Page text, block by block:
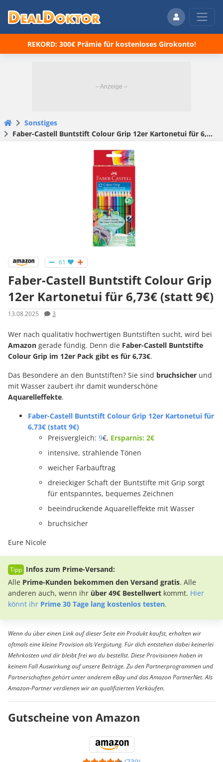
REKORD: 300€ Prämie für kostenloses Girokonto!
Sonstiges
Faber-Castell Buntstift Colour Grip 12er Kartonetui für 6,73€ (statt 9€)
61
Faber-Castell Buntstift Colour Grip
12er Kartonetui für 6,73€ (statt 9€)
13.08.2025 3
Wer nach qualitativ hochwertigen Buntstiften sucht, wird bei
Amazon gerade fündig. Denn die Faber-Castell Buntstifte
Colour Grip im 12er Pack gibt es für 6,73€.
Das Besondere an den Buntstiften? Sie sind bruchsicher und
mit Wasser zaubert ihr damit wunderschöne
Aquarelleffekte.
Faber-Castell Buntstift Colour Grip 12er Kartonetui für
6,73€ (statt 9€)
Preisvergleich: 9€, Ersparnis: 2€
intensive, strahlende Tönen
weicher Farbauftrag
dreieckiger Schaft der Buntstifte mit Grip sorgt
für entspanntes, bequemes Zeichnen
beeindruckende Aquarelleffekte mit Wasser
bruchsicher
Eure Nicole
Infos zum Prime-Versand:
Alle Prime-Kunden bekommen den Versand gratis. Alle
anderen auch, wenn ihr über 49€ Bestellwert kommt. Hier
könnt ihr Prime 30 Tage lang kostenlos testen.
Wenn du über einen Link auf dieser Seite ein Produkt kaufst, erhalten wir
oftmals eine kleine Provision als Vergütung. Für dich entstehen dabei keinerlei
Mehrkosten und dir bleibt frei wo du bestellst. Diese Provisionen haben in
keinem Fall Auswirkung auf unsere Beiträge. Zu den Partnerprogrammen und
Partnerschaften gehört unter anderem eBay und das Amazon PartnerNet. Als
Amazon-Partner verdienen wir an qualifizierten Verkäufen.
Gutscheine von Amazon